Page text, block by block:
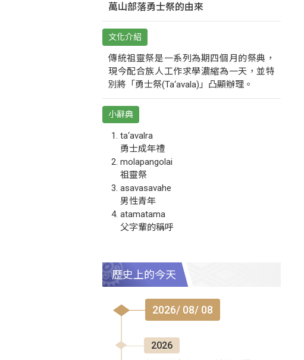
萬山部落勇士祭的由來
文化介紹
傳統祖靈祭是一系列為期四個月的祭典，
現今配合族人工作求學濃縮為一天，並特
別將「勇士祭(Ta‘avala)」凸顯辦理。
小辭典
ta‘avalra
勇士成年禮
molapangolai
祖靈祭
asavasavahe
男性青年
atamatama
父字輩的稱呼
歷史上的今天
2026/ 08/ 08
2026